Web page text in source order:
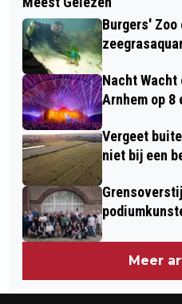
VRIJHEID AAN
OP 5 MEI
TIJDELIJKE
MALEISE BEREN IN
Burgers'
Nacht
Arnhem op 8
Vergeet
niet bij een
Meer